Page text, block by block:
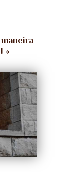
»